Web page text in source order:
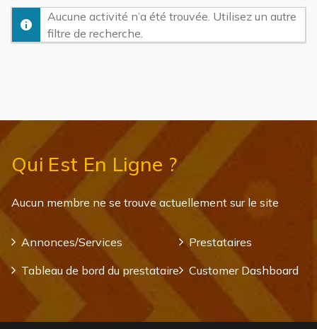
activité:
Aucune activité n’a été trouvée. Utilisez un autre
filtre de recherche.
Qui Est En Ligne ?
Aucun membre ne se trouve actuellement sur le site
Annonces/Services
Prestataires
Tableau de bord du prestataire
Customer Dashboard